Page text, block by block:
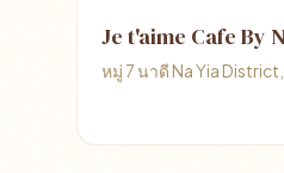
Je t'aime Cafe By
หมู่ 7 นาดี Na Yia